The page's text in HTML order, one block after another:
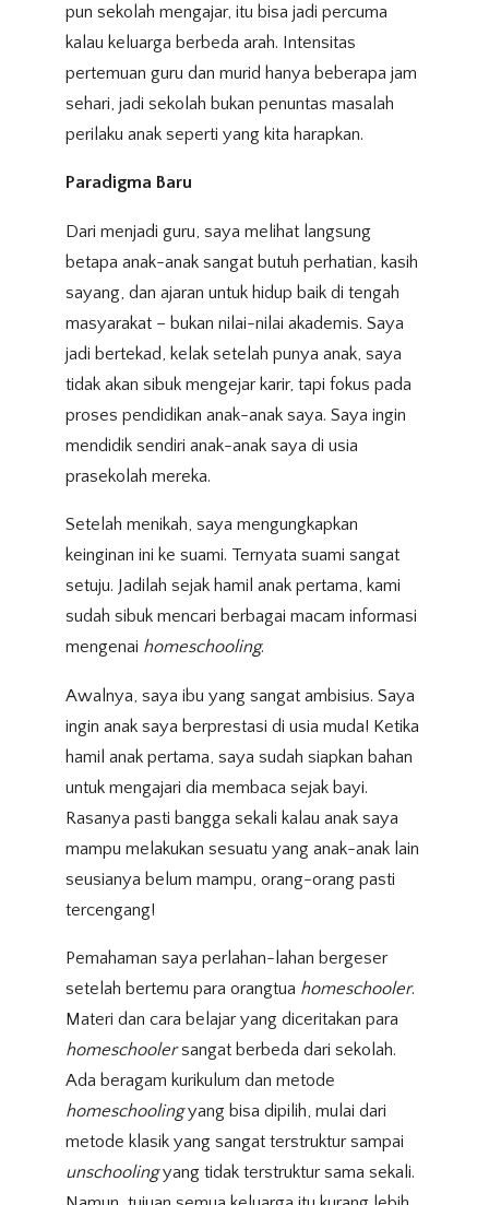
pun sekolah mengajar, itu bisa jadi percuma
kalau keluarga berbeda arah. Intensitas
pertemuan guru dan murid hanya beberapa jam
sehari, jadi sekolah bukan penuntas masalah
perilaku anak seperti yang kita harapkan.
Paradigma Baru
Dari menjadi guru, saya melihat langsung
betapa anak-anak sangat butuh perhatian, kasih
sayang, dan ajaran untuk hidup baik di tengah
masyarakat – bukan nilai-nilai akademis. Saya
jadi bertekad, kelak setelah punya anak, saya
tidak akan sibuk mengejar karir, tapi fokus pada
proses pendidikan anak-anak saya. Saya ingin
mendidik sendiri anak-anak saya di usia
prasekolah mereka.
Setelah menikah, saya mengungkapkan
keinginan ini ke suami. Ternyata suami sangat
setuju. Jadilah sejak hamil anak pertama, kami
sudah sibuk mencari berbagai macam informasi
mengenai homeschooling.
Awalnya, saya ibu yang sangat ambisius. Saya
ingin anak saya berprestasi di usia muda! Ketika
hamil anak pertama, saya sudah siapkan bahan
untuk mengajari dia membaca sejak bayi.
Rasanya pasti bangga sekali kalau anak saya
mampu melakukan sesuatu yang anak-anak lain
seusianya belum mampu, orang-orang pasti
tercengang!
Pemahaman saya perlahan-lahan bergeser
setelah bertemu para orangtua homeschooler.
Materi dan cara belajar yang diceritakan para
homeschoolersangat berbeda dari sekolah.
Ada beragam kurikulum dan metode
homeschoolingyang bisa dipilih, mulai dari
metode klasik yang sangat terstruktur sampai
unschoolingyang tidak terstruktur sama sekali.